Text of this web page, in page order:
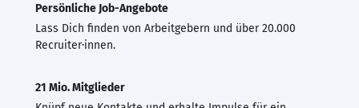
Persönliche Job-Angebote
Lass Dich finden von Arbeitgebern und über 20.000
Recruiter·innen.
21 Mio. Mitglieder